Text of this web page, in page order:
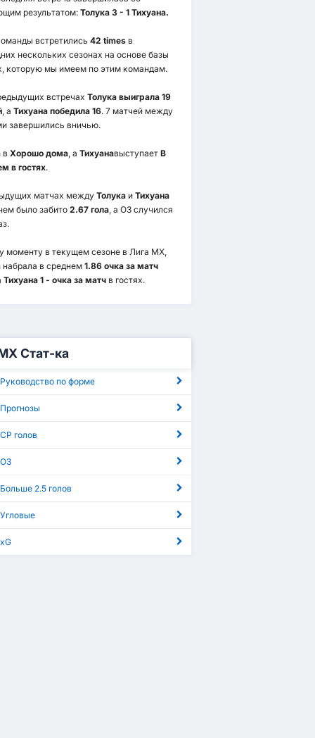
результатом:Толука 3 - 1 Тихуана.
встретились 42 timesв
нескольких сезонах на основе базы
которую мы имеем по этим командам.
встречах Толука выиграла 19
, а Тихуана победила 16. 7 матчей между
завершились вничью.
в Хорошо дома, а Тихуанавыступает В
в гостях.
матчах между Толукаи Тихуана
было забито 2.67 гола, а ОЗ случился
моменту в текущем сезоне в Лига МХ,
набрала в среднем 1.86 очка за матч
Тихуана 1 - очка за матчв гостях.
Стат-ка
по форме
голов
2.5 голов